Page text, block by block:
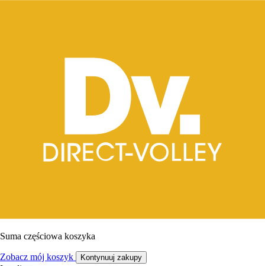
Suma częściowa koszyka
Zobacz mój koszyk Kontynuuj zakupy